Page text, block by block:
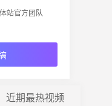
站官方团队
近期最热视频